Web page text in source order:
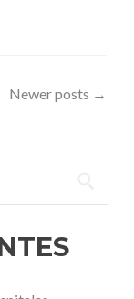
Newer posts →